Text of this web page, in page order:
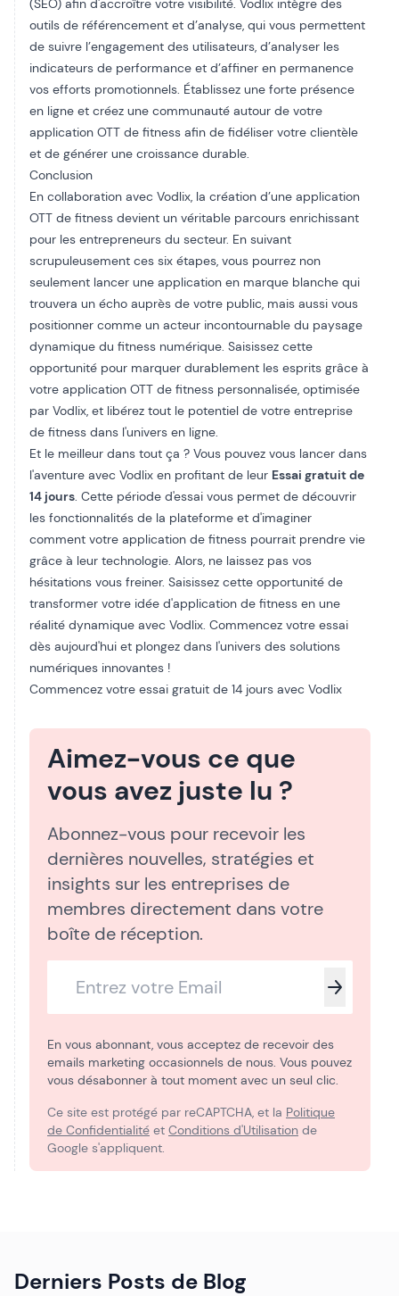
(SEO) afin d'accroître votre visibilité. Vodlix intègre des
outils de référencement et d’analyse, qui vous permettent
de suivre l’engagement des utilisateurs, d’analyser les
indicateurs de performance et d’affiner en permanence
vos efforts promotionnels. Établissez une forte présence
en ligne et créez une communauté autour de votre
application OTT de fitness afin de fidéliser votre clientèle
et de générer une croissance durable.
Conclusion
En collaboration avec Vodlix, la création d’une application
OTT de fitness devient un véritable parcours enrichissant
pour les entrepreneurs du secteur. En suivant
scrupuleusement ces six étapes, vous pourrez non
seulement lancer une application en marque blanche qui
trouvera un écho auprès de votre public, mais aussi vous
positionner comme un acteur incontournable du paysage
dynamique du fitness numérique. Saisissez cette
opportunité pour marquer durablement les esprits grâce à
votre application OTT de fitness personnalisée, optimisée
par Vodlix, et libérez tout le potentiel de votre entreprise
de fitness dans l'univers en ligne.
Et le meilleur dans tout ça ? Vous pouvez vous lancer dans
l'aventure avec Vodlix en profitant de leur Essai gratuit de
14 jours. Cette période d'essai vous permet de découvrir
les fonctionnalités de la plateforme et d'imaginer
comment votre application de fitness pourrait prendre vie
grâce à leur technologie. Alors, ne laissez pas vos
hésitations vous freiner. Saisissez cette opportunité de
transformer votre idée d'application de fitness en une
réalité dynamique avec Vodlix. Commencez votre essai
dès aujourd'hui et plongez dans l'univers des solutions
numériques innovantes !
Commencez votre essai gratuit de 14 jours avec Vodlix
Aimez-vous ce que
vous avez juste lu ?
Abonnez-vous pour recevoir les
dernières nouvelles, stratégies et
insights sur les entreprises de
membres directement dans votre
boîte de réception.
En vous abonnant, vous acceptez de recevoir des
emails marketing occasionnels de nous. Vous pouvez
vous désabonner à tout moment avec un seul clic.
Ce site est protégé par reCAPTCHA, et la Politique
de Confidentialité et Conditions d'Utilisation de
Google s'appliquent.
Derniers Posts de Blog